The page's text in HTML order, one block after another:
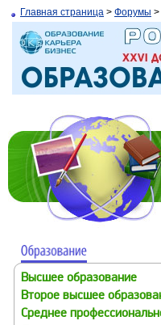
Главная страница > Форумы >
Высшее образование
Второе высшее
Среднее